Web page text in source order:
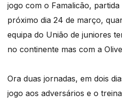
jogo com o Famalicão,
próximo dia 24 de março,
equipa do União de juniores
no continente mas com a
Ora duas jornadas, em dois
jogo aos adversários e o